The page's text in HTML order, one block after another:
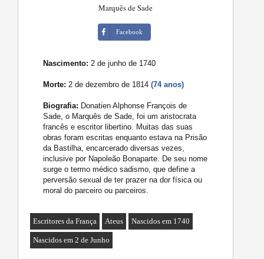
Marquês de Sade
Facebook
Nascimento: 2 de junho de 1740
Morte: 2 de dezembro de 1814(74 anos)
Biografia: Donatien Alphonse François de
Sade, o Marquês de Sade, foi um aristocrata
francês e escritor libertino. Muitas das suas
obras foram escritas enquanto estava na Prisão
da Bastilha, encarcerado diversas vezes,
inclusive por Napoleão Bonaparte. De seu nome
surge o termo médico sadismo, que define a
perversão sexual de ter prazer na dor física ou
moral do parceiro ou parceiros.
Escritores da França Ateus Nascidos em 1740
Nascidos em 2 de Junho